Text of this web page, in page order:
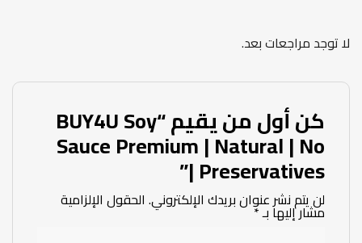
لا توجد مراجعات بعد.
كن أول من يقيم “BUY4U Soy
Sauce Premium | Natural | No
Preservatives |”
لن يتم نشر عنوان بريدك الإلكتروني. الحقول الإلزامية
مشار إليها بـ*